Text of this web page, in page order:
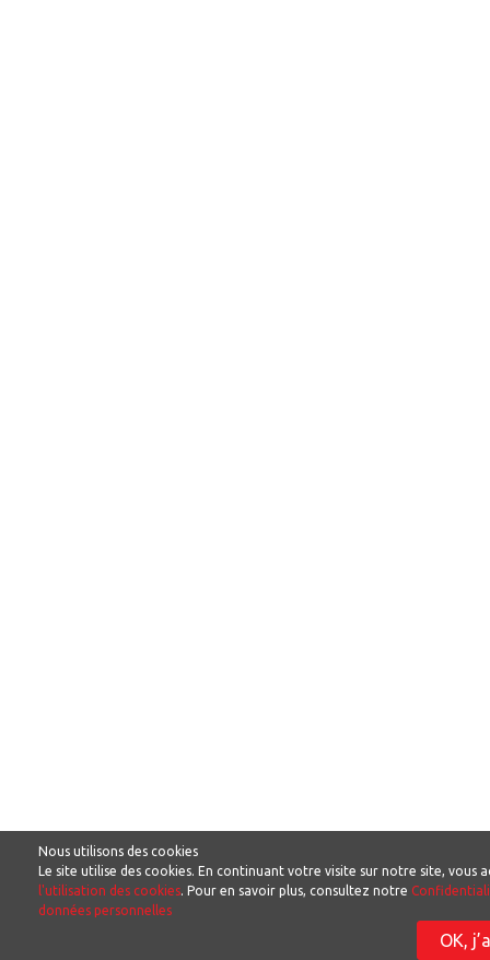
Nous utilisons des cookies
Le site utilise des cookies. En continuant votre visite sur notre site, vous
l'utilisation des cookies. Pour en savoir plus, consultez notre
données personnelles
OK,